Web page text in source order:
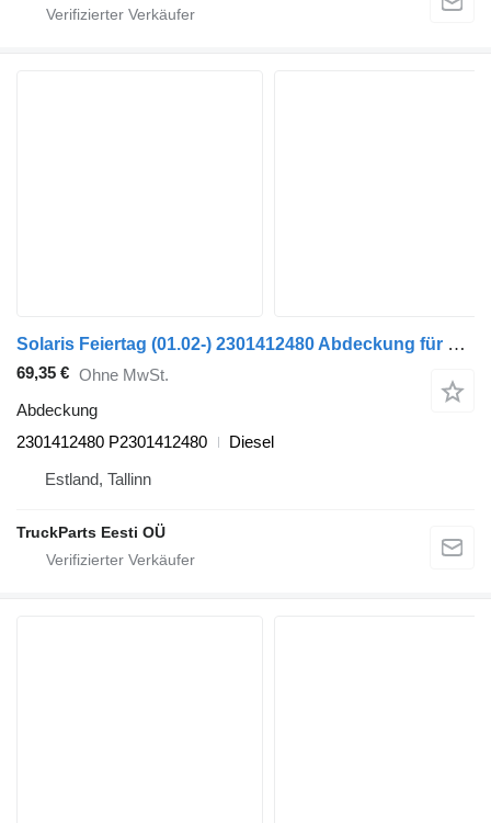
Solaris Feiertag (01.02-) 2301412480 Abdeckung für Solaris Urbino, Alpino, Vacanza (1999-) Bus
69,35 € Ohne MwSt.
Abdeckung
2301412480 P2301412480
Diesel
Estland, Tallinn
TruckParts Eesti OÜ